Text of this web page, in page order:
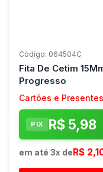
Código: 064504C
Fita De Cetim
Progresso
Cartões e Presentes
PIX R$ 5,98
em até 3x de R$